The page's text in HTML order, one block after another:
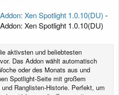
Xen Spotlight 1.0.10(DU) -
Xen Spotlight 1.0.10(DU)
aktivsten und beliebtesten
Das Addon wählt automatisch
oder des Monats aus und
Spotlight-Seite mit großem
Ranglisten-Historie. Perfekt, um